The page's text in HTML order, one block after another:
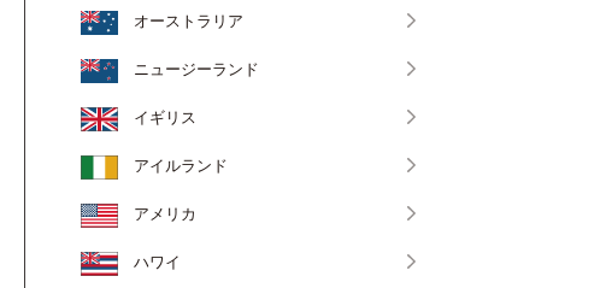
オーストラリア
ニュージーランド
イギリス
アイルランド
アメリカ
ハワイ